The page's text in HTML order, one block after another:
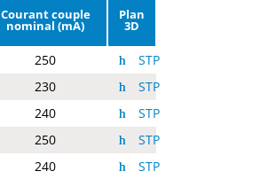
Courant couple
nominal (mA)
Plan
3D
250
STP
230
STP
240
STP
250
STP
240
STP